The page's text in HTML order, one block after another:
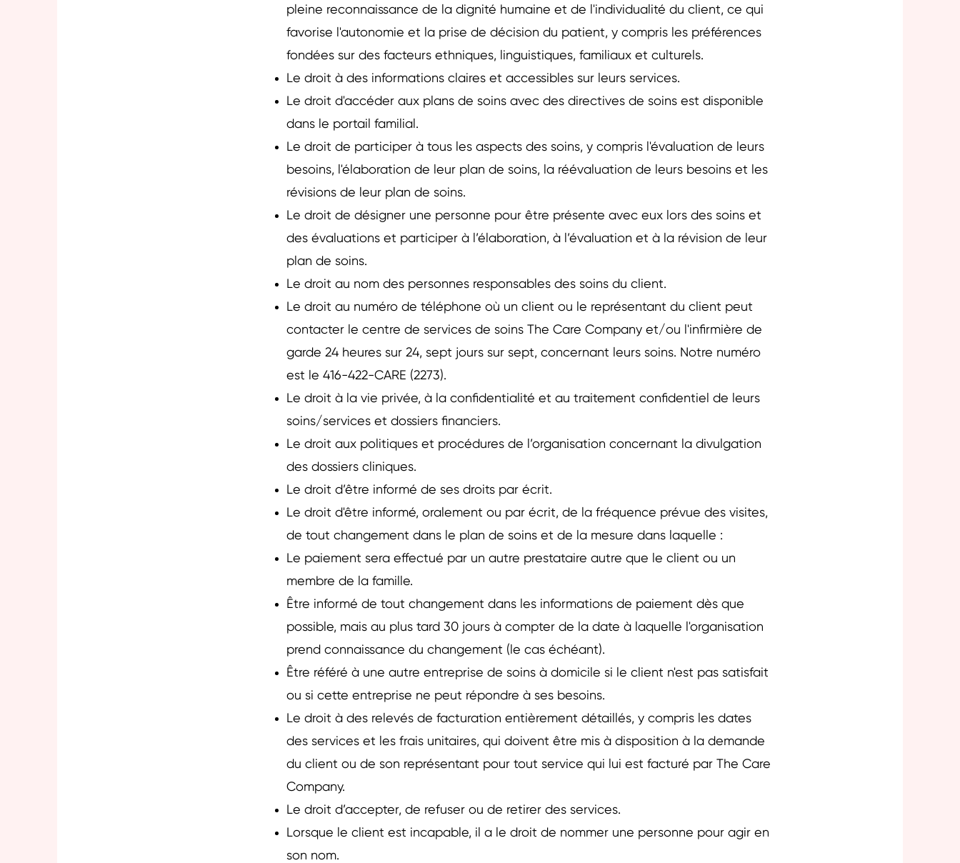
pleine reconnaissance de la dignité humaine et de l'individualité du client, ce qui
favorise l'autonomie et la prise de décision du patient, y compris les préférences
fondées sur des facteurs ethniques, linguistiques, familiaux et culturels.
Le droit à des informations claires et accessibles sur leurs services.
Le droit d'accéder aux plans de soins avec des directives de soins est disponible
dans le portail familial.
Le droit de participer à tous les aspects des soins, y compris l'évaluation de leurs
besoins, l'élaboration de leur plan de soins, la réévaluation de leurs besoins et les
révisions de leur plan de soins.
Le droit de désigner une personne pour être présente avec eux lors des soins et
des évaluations et participer à l’élaboration, à l’évaluation et à la révision de leur
plan de soins.
Le droit au nom des personnes responsables des soins du client.
Le droit au numéro de téléphone où un client ou le représentant du client peut
contacter le centre de services de soins The Care Company et/ou l'infirmière de
garde 24 heures sur 24, sept jours sur sept, concernant leurs soins. Notre numéro
est le 416-422-CARE (2273).
Le droit à la vie privée, à la confidentialité et au traitement confidentiel de leurs
soins/services et dossiers financiers.
Le droit aux politiques et procédures de l’organisation concernant la divulgation
des dossiers cliniques.
Le droit d’être informé de ses droits par écrit.
Le droit d'être informé, oralement ou par écrit, de la fréquence prévue des visites,
de tout changement dans le plan de soins et de la mesure dans laquelle :
Le paiement sera effectué par un autre prestataire autre que le client ou un
membre de la famille.
Être informé de tout changement dans les informations de paiement dès que
possible, mais au plus tard 30 jours à compter de la date à laquelle l'organisation
prend connaissance du changement (le cas échéant).
Être référé à une autre entreprise de soins à domicile si le client n'est pas satisfait
ou si cette entreprise ne peut répondre à ses besoins.
Le droit à des relevés de facturation entièrement détaillés, y compris les dates
des services et les frais unitaires, qui doivent être mis à disposition à la demande
du client ou de son représentant pour tout service qui lui est facturé par The Care
Company.
Le droit d’accepter, de refuser ou de retirer des services.
Lorsque le client est incapable, il a le droit de nommer une personne pour agir en
son nom.